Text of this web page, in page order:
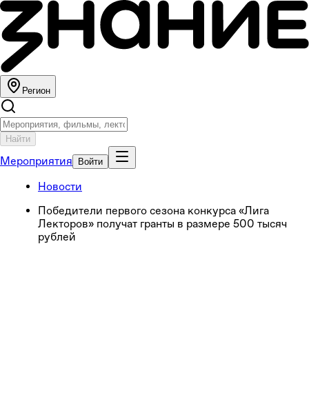
Регион
Найти
Мероприятия Войти
Новости
Победители первого сезона конкурса «Лига
Лекторов» получат гранты в размере 500 тысяч
рублей